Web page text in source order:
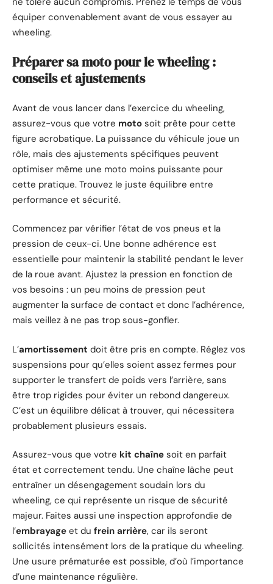
équiper convenablement avant de vous essayer au
wheeling.
Préparer sa moto pour le wheeling :
conseils et ajustements
Avant de vous lancer dans l’exercice du wheeling,
assurez-vous que votre moto soit prête pour cette
figure acrobatique. La puissance du véhicule joue un
rôle, mais des ajustements spécifiques peuvent
optimiser même une moto moins puissante pour
cette pratique. Trouvez le juste équilibre entre
performance et sécurité.
Commencez par vérifier l’état de vos pneus et la
pression de ceux-ci. Une bonne adhérence est
essentielle pour maintenir la stabilité pendant le lever
de la roue avant. Ajustez la pression en fonction de
vos besoins : un peu moins de pression peut
augmenter la surface de contact et donc l’adhérence,
mais veillez à ne pas trop sous-gonfler.
L’amortissement doit être pris en compte. Réglez vos
suspensions pour qu’elles soient assez fermes pour
supporter le transfert de poids vers l’arrière, sans
être trop rigides pour éviter un rebond dangereux.
C’est un équilibre délicat à trouver, qui nécessitera
probablement plusieurs essais.
Assurez-vous que votre kit chaîne soit en parfait
état et correctement tendu. Une chaîne lâche peut
entraîner un désengagement soudain lors du
wheeling, ce qui représente un risque de sécurité
majeur. Faites aussi une inspection approfondie de
l’embrayage et du frein arrière, car ils seront
sollicités intensément lors de la pratique du wheeling.
Une usure prématurée est possible, d’où l’importance
d’une maintenance régulière.